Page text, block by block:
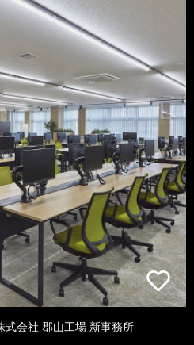
式会社 郡山工場 新事務所